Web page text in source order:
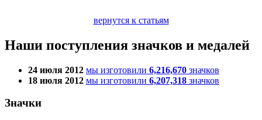
вернутся к статьям
Наши поступления значков и медалей
24 июля 2012 мы изготовили 6,216,670 значков
18 июля 2012 мы изготовили 6,207,318 значков
Значки